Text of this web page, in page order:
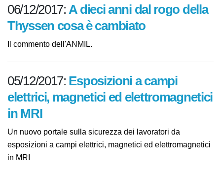
06/12/2017:A dieci anni dal rogo
Il commento dell'ANMIL.
05/12/2017:Esposizioni a campi
elettrici, magnetici ed
elettromagnetici in MRI
Un nuovo portale sulla sicurezza dei lavoratori da